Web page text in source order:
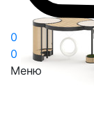
0
0
Меню